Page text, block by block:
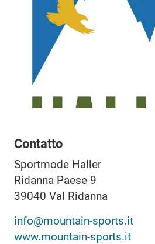
Contatto
Sportmode Haller
Ridanna Paese 9
39040 Val Ridanna
info@mountain-sports.it
www.mountain-sports.it